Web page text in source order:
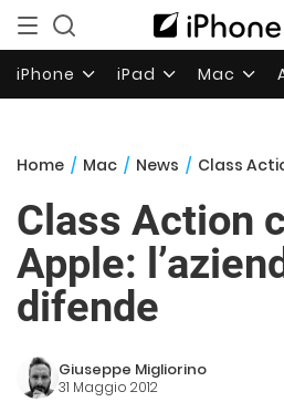
iPhone iPad Mac
Home / Mac / News / Class Action
Class Action
Apple:
difende
Giuseppe Migliorino
31 Maggio 2012